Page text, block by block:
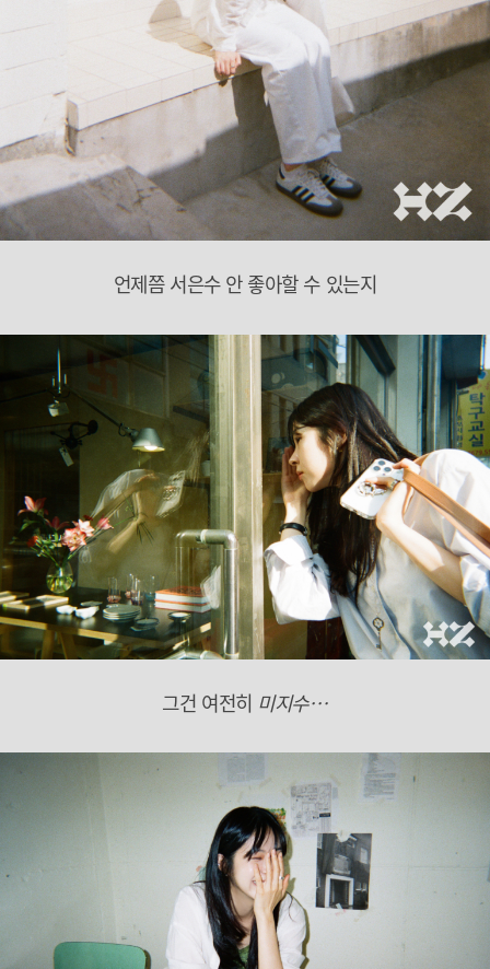
언제쯤 서은수 안 좋아할 수 있는지
그건 여전히 미지수…